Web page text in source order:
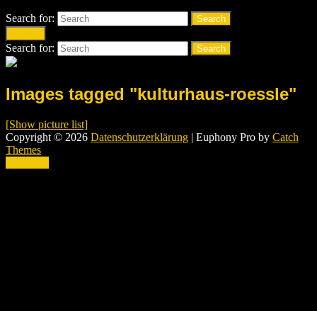
Search for:
Search
Search for: Search
Images tagged "kulturhaus-roessle"
[Show picture list]
Copyright © 2026 Datenschutzerklärung | Euphony Pro by Catch
Themes